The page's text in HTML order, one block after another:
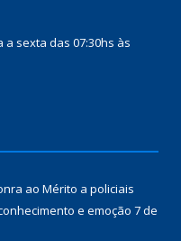
sexta das 07:30hs às
ao Mérito a policiais
e emoção 7 de